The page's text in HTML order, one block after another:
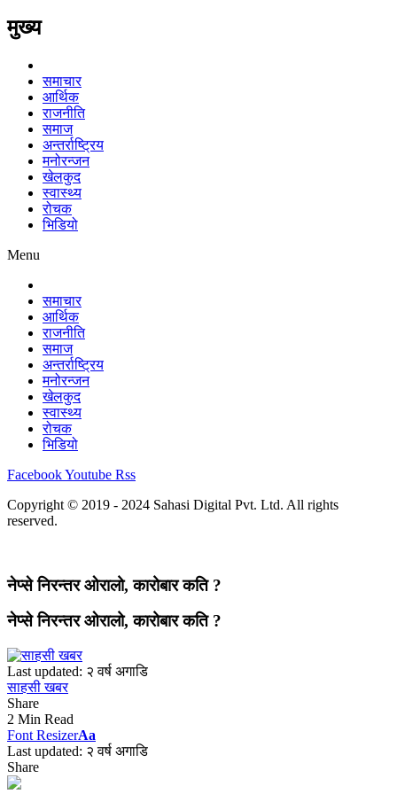
मुख्य
समाचार
आर्थिक
राजनीति
समाज
अन्तर्राष्ट्रिय
मनोरन्जन
खेलकुद
स्वास्थ्य
रोचक
भिडियो
Menu
समाचार
आर्थिक
राजनीति
समाज
अन्तर्राष्ट्रिय
मनोरन्जन
खेलकुद
स्वास्थ्य
रोचक
भिडियो
FacebookYoutube Rss
Copyright © 2019 - 2024 Sahasi Digital Pvt. Ltd. All rights
reserved.
नेप्से निरन्तर ओरालो, कारोबार कति ?
नेप्से निरन्तर ओरालो, कारोबार कति ?
Last updated: २ वर्ष अगाडि
साहसी खबर
Share
2 Min Read
Font ResizerAa
Last updated: २ वर्ष अगाडि
Share